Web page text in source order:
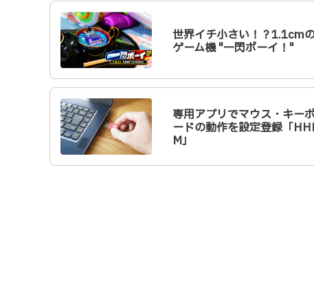
世界イチ小さい！？1.1cm
ゲーム機 "一閃ボーイ！"
専用アプリでマウス・キー
ードの動作を設定登録「
M」